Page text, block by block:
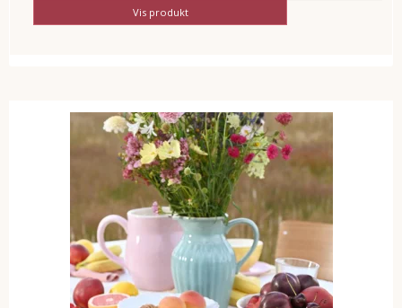
Vis produkt